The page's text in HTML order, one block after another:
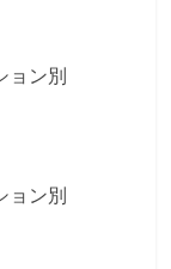
ョン別
ョン別